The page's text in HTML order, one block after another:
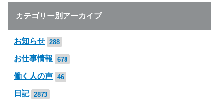
カテゴリー別アーカイブ
お知らせ 288
お仕事情報 678
働く人の声 46
日記 2873